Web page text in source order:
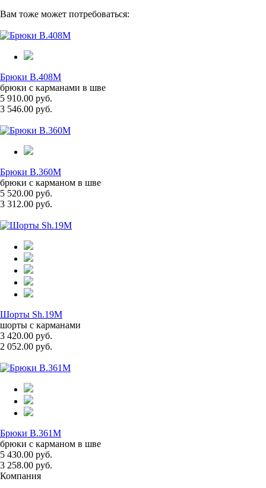
Вам тоже может потребоваться:
Брюки B.408M
брюки с карманами в шве
5 910.00 руб.
3 546.00 руб.
Брюки B.360M
брюки с карманом в шве
5 520.00 руб.
3 312.00 руб.
Шорты Sh.19M
шорты с карманами
3 420.00 руб.
2 052.00 руб.
Брюки B.361M
брюки с карманом в шве
5 430.00 руб.
3 258.00 руб.
Компания